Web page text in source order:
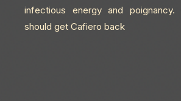
infectious energy and poignancy.
should get Cafiero back